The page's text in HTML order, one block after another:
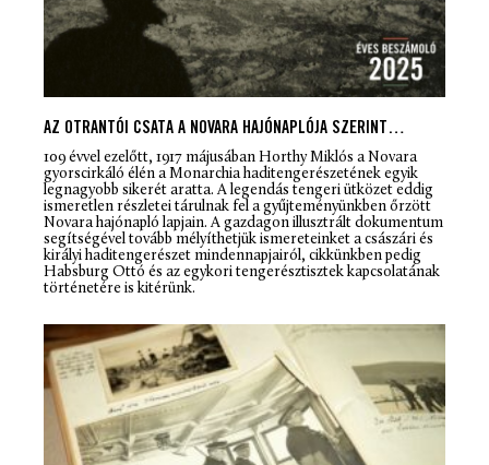
AZ OTRANTÓI CSATA A NOVARA HAJÓNAPLÓJA SZERINT…
109 évvel ezelőtt, 1917 májusában Horthy Miklós a Novara
gyorscirkáló élén a Monarchia haditengerészetének egyik
legnagyobb sikerét aratta. A legendás tengeri ütközet eddig
ismeretlen részletei tárulnak fel a gyűjteményünkben őrzött
Novara hajónapló lapjain. A gazdagon illusztrált dokumentum
segítségével tovább mélyíthetjük ismereteinket a császári és
királyi haditengerészet mindennapjairól, cikkünkben pedig
Habsburg Ottó és az egykori tengerésztisztek kapcsolatának
történetére is kitérünk.